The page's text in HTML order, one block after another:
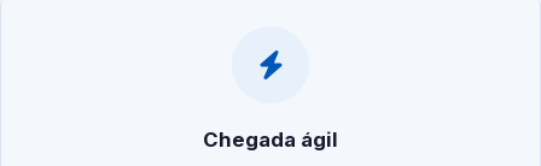
Chegada ágil